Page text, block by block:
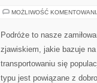
MOŻLIWOŚĆ
Podróże to nasze
zjawiskiem, jakie bazuje
transportowaniu się
typu jest powiązane z